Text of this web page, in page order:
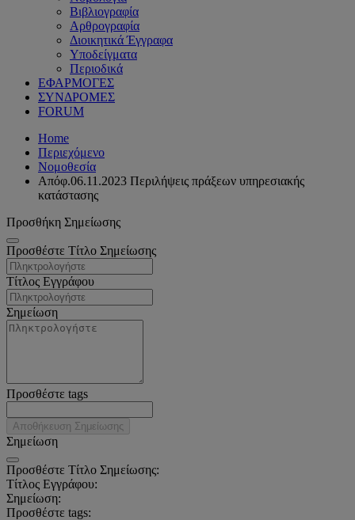
Βιβλιογραφία
Αρθρογραφία
Διοικητικά Έγγραφα
Υποδείγματα
Περιοδικά
ΕΦΑΡΜΟΓΕΣ
ΣΥΝΔΡΟΜΕΣ
FORUM
Home
Περιεχόμενο
Νομοθεσία
Απόφ.06.11.2023 Περιλήψεις πράξεων υπηρεσιακής
κατάστασης
Προσθήκη Σημείωσης
Προσθέστε Τίτλο Σημείωσης
Τίτλος Εγγράφου
Σημείωση
Προσθέστε tags
Αποθήκευση Σημείωσης
Σημείωση
Προσθέστε Τίτλο Σημείωσης:
Τίτλος Εγγράφου:
Σημείωση:
Προσθέστε tags: